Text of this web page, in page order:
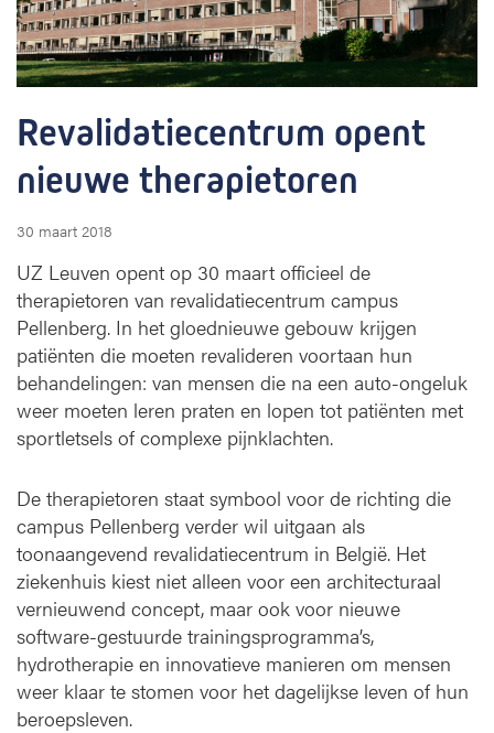
e
c
e
n
r
u
m
o
n
t
n
e
u
w
e
h
e
r
a
p
i
e
t
o
Revalidatiecentrum opent
nieuwe therapietoren
30 maart 2018
UZ Leuven opent op 30 maart officieel de
therapietoren van revalidatiecentrum campus
Pellenberg. In het gloednieuwe gebouw krijgen
patiënten die moeten revalideren voortaan hun
behandelingen: van mensen die na een auto-ongeluk
weer moeten leren praten en lopen tot patiënten met
sportletsels of complexe pijnklachten.
De therapietoren staat symbool voor de richting die
campus Pellenberg verder wil uitgaan als
toonaangevend revalidatiecentrum in België. Het
ziekenhuis kiest niet alleen voor een architecturaal
vernieuwend concept, maar ook voor nieuwe
software-gestuurde trainingsprogramma’s,
hydrotherapie en innovatieve manieren om mensen
weer klaar te stomen voor het dagelijkse leven of hun
beroepsleven.